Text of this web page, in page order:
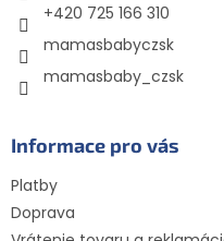
+420 725 166 310
mamasbabyczsk
mamasbaby_czsk
Informace pro vás
Platby
Doprava